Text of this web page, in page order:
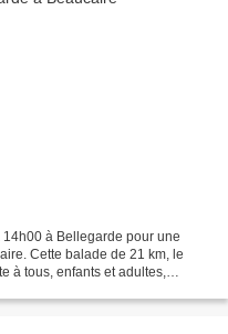
à Bellegarde pour une
Cette balade de 21 km, le
à tous, enfants et adultes,